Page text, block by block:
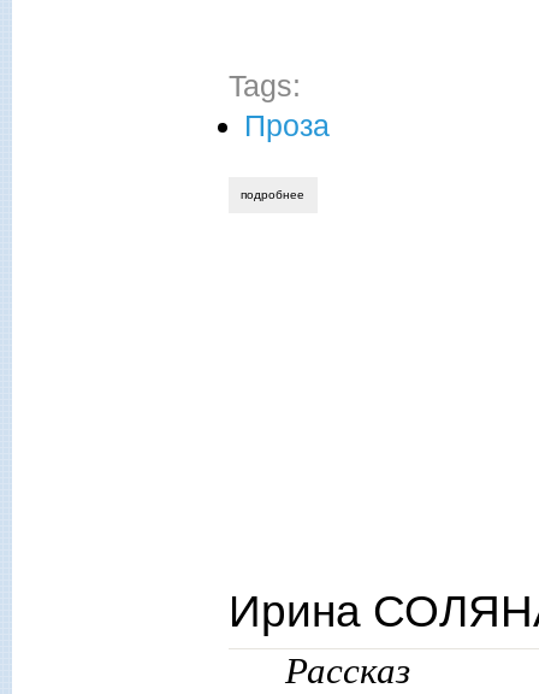
Tags:
Проза
подробнее
Ирина
Рассказ